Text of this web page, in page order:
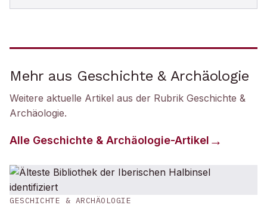
Mehr aus Geschichte & Archäologie
Weitere aktuelle Artikel aus der Rubrik Geschichte &
Archäologie.
Alle Geschichte & Archäologie-Artikel
GESCHICHTE & ARCHÄOLOGIE